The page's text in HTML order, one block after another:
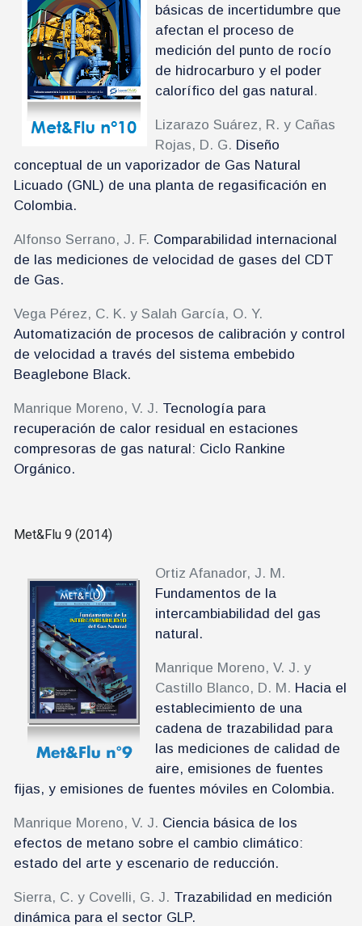
básicas de incertidumbre que
afectan el proceso de
medición del punto de rocío
de hidrocarburo y el poder
calorífico del gas natural.
Lizarazo Suárez, R. y Cañas
Rojas, D. G. Diseño
conceptual de un vaporizador de Gas Natural
Licuado (GNL) de una planta de regasificación en
Colombia.
Alfonso Serrano, J. F. Comparabilidad internacional
de las mediciones de velocidad de gases del CDT
de Gas.
Vega Pérez, C. K. y Salah García, O. Y.
Automatización de procesos de calibración y control
de velocidad a través del sistema embebido
Beaglebone Black.
Manrique Moreno, V. J. Tecnología para
recuperación de calor residual en estaciones
compresoras de gas natural: Ciclo Rankine
Orgánico.
Met&Flu 9 (2014)
Ortiz Afanador, J. M.
Fundamentos de la
intercambiabilidad del gas
natural.
Manrique Moreno, V. J. y
Castillo Blanco, D. M. Hacia el
establecimiento de una
cadena de trazabilidad para
las mediciones de calidad de
aire, emisiones de fuentes
fijas, y emisiones de fuentes móviles en Colombia.
Manrique Moreno, V. J. Ciencia básica de los
efectos de metano sobre el cambio climático:
estado del arte y escenario de reducción.
Sierra, C. y Covelli, G. J. Trazabilidad en medición
dinámica para el sector GLP.